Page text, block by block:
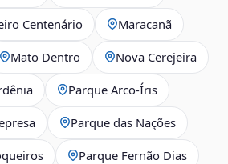
Centenário Maracanã
Mato Dentro Nova Cerejeira
Parque Arco-Íris
Parque das Nações
Parque Fernão Dias